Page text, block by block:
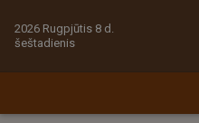
2026 Rugpjūtis 8 d.
šeštadienis